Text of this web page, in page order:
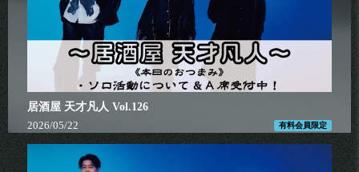
居酒屋 天才凡人 Vol.126
2026/05/22
有料会員限定